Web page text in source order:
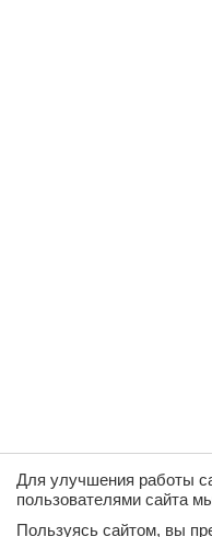
Для улучшения работы
пользователями сайта
Пользуясь сайтом, вы